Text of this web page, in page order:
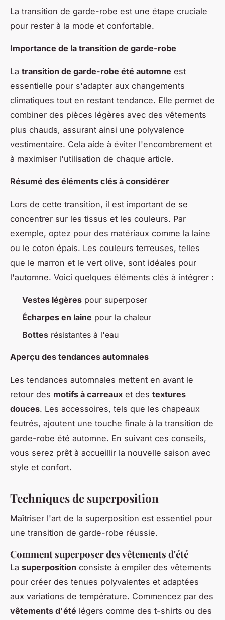
La transition de garde-robe est une étape cruciale
pour rester à la mode et confortable.
Importance de la transition de garde-robe
La transition de garde-robe été automne est
essentielle pour s'adapter aux changements
climatiques tout en restant tendance. Elle permet de
combiner des pièces légères avec des vêtements
plus chauds, assurant ainsi une polyvalence
vestimentaire. Cela aide à éviter l'encombrement et
à maximiser l'utilisation de chaque article.
Résumé des éléments clés à considérer
Lors de cette transition, il est important de se
concentrer sur les tissus et les couleurs. Par
exemple, optez pour des matériaux comme la laine
ou le coton épais. Les couleurs terreuses, telles
que le marron et le vert olive, sont idéales pour
l'automne. Voici quelques éléments clés à intégrer :
Vestes légères pour superposer
Écharpes en laine pour la chaleur
Bottes résistantes à l'eau
Aperçu des tendances automnales
Les tendances automnales mettent en avant le
retour des motifs à carreaux et des textures
douces. Les accessoires, tels que les chapeaux
feutrés, ajoutent une touche finale à la transition de
garde-robe été automne. En suivant ces conseils,
vous serez prêt à accueillir la nouvelle saison avec
style et confort.
Techniques de superposition
Maîtriser l'art de la superposition est essentiel pour
une transition de garde-robe réussie.
Comment superposer des vêtements d'été
La superposition consiste à empiler des vêtements
pour créer des tenues polyvalentes et adaptées
aux variations de température. Commencez par des
vêtements d'été légers comme des t-shirts ou des